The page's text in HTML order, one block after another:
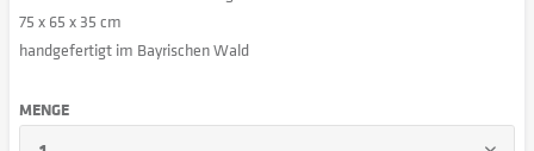
75 x 65 x 35 cm
handgefertigt im Bayrischen Wald
MENGE